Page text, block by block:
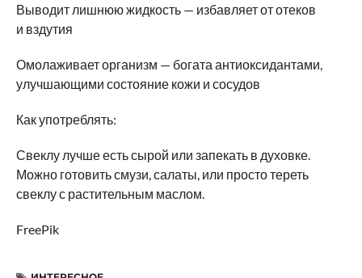
Выводит лишнюю жидкость — избавляет от отеков
и вздутия
Омолаживает организм — богата антиоксидантами,
улучшающими состояние кожи и сосудов
Как употреблять:
Свеклу лучше есть сырой или запекать в духовке.
Можно готовить смузи, салаты, или просто тереть
свеклу с растительным маслом.
FreePik